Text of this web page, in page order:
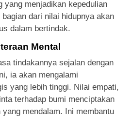
yang menjadikan kepedulian
dari nilai hidupnya akan
dalam bertindak.
Mental
tindakannya sejalan dengan
ia akan mengalami
yang lebih tinggi. Nilai empati,
terhadap bumi menciptakan
mendalam. Ini membantu